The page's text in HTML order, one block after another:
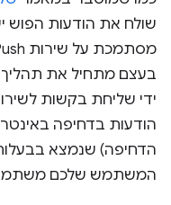
שולח את הודעות הפוש
בעצם מתחיל את תהליך
ידי שליחת בקשות
הודעות בדחיפה
הדחיפה) שנמצא
המשתמש שלכם